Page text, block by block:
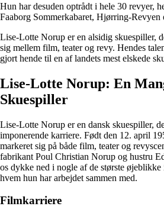
Hun har desuden optrådt i hele 30 revyer,
Faaborg Sommerkabaret, Hjørring-
Lise-Lotte Norup er en alsidig skuespiller,
sig mellem film, teater og revy. Hendes
gjort hende til en af landets mest elskede
Lise-Lotte Norup: En
Skuespiller
Lise-Lotte Norup er en dansk skuespiller,
imponerende karriere. Født den 12. april
markeret sig på både film, teater og
fabrikant Poul Christian Norup og hustru
os dykke ned i nogle af de største øjeblikke
hvem hun har arbejdet sammen med.
Filmkarriere